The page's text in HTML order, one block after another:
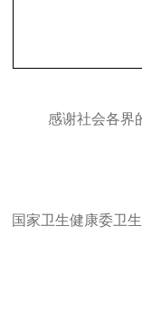
感谢社会各界
国家卫生健康委卫